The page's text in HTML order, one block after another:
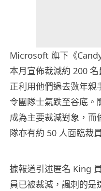
Microsoft 旗下《
本月宣佈裁減約 200
正利用他們過去數年親
令團隊士氣跌至谷底。
成為主要裁減對象，
隊亦有約 50 人面臨裁
據報道引述匿名 King
員已被裁減，諷刺的是